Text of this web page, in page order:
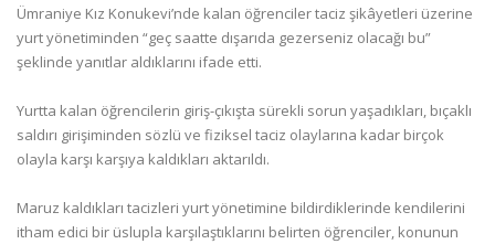
Ümraniye Kız Konukevi’nde kalan öğrenciler taciz şikâyetleri üzerine
yurt yönetiminden “geç saatte dışarıda gezerseniz olacağı bu”
şeklinde yanıtlar aldıklarını ifade etti.
Yurtta kalan öğrencilerin giriş-çıkışta sürekli sorun yaşadıkları, bıçaklı
saldırı girişiminden sözlü ve fiziksel taciz olaylarına kadar birçok
olayla karşı karşıya kaldıkları aktarıldı.
Maruz kaldıkları tacizleri yurt yönetimine bildirdiklerinde kendilerini
itham edici bir üslupla karşılaştıklarını belirten öğrenciler, konunun